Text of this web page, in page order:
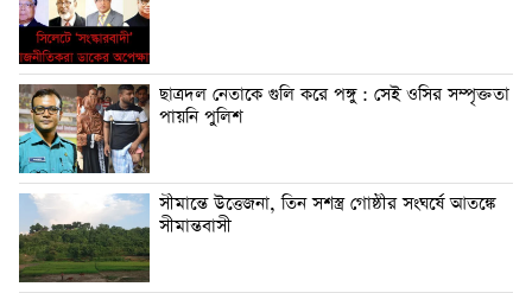
ছাত্রদল নেতাকে গুলি করে পঙ্গু : সেই ওসির সম্পৃক্ততা
পায়নি পুলিশ
সীমান্তে উত্তেজনা, তিন সশস্ত্র গোষ্ঠীর সংঘর্ষে আতঙ্কে
সীমান্তবাসী